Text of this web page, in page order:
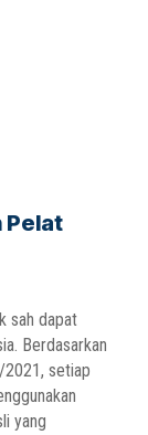
Pelat
sah dapat
Berdasarkan
2021, setiap
yang